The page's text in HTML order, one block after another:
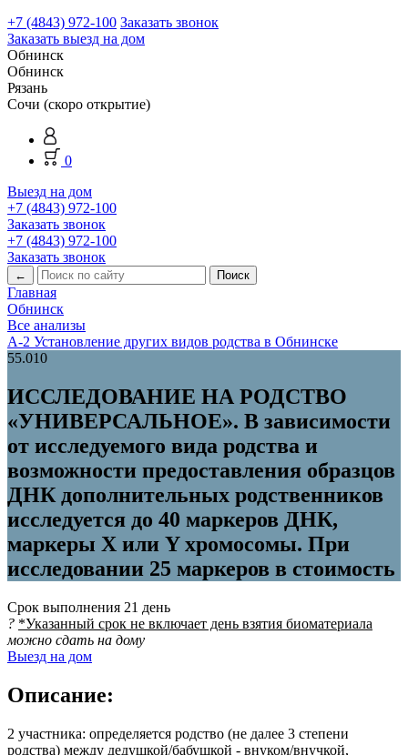
+7 (4843) 972-100 Заказать звонок
Заказать выезд на дом
Обнинск
Обнинск
Рязань
Сочи (скоро открытие)
0
Выезд на дом
+7 (4843) 972-100
Заказать звонок
+7 (4843) 972-100
Заказать звонок
←
Главная
Обнинск
Все анализы
А-2 Установление других видов родства в Обнинске
55.010
ИССЛЕДОВАНИЕ НА РОДСТВО
«УНИВЕРСАЛЬНОЕ». В зависимости
от исследуемого вида родства и
возможности предоставления образцов
ДНК дополнительных родственников
исследуется до 40 маркеров ДНК,
маркеры Х или Y хромосомы. При
исследовании 25 маркеров в стоимость
Срок выполнения 21 день
? *Указанный срок не включает день взятия биоматериала
можно сдать на дому
Выезд на дом
Описание:
2 участника: определяется родство (не далее 3 степени
родства) между дедушкой/бабушкой - внуком/внучкой,